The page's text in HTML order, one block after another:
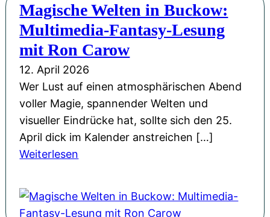
t
d
e
n
G
l
o
b
n
O
d
e
r
z
e
i
g
m
i
e
d
e
r
K
r
o
n
“
b
h
a
g
e
n
L
u
g
i
Magische Welten in Buckow:
Multimedia-Fantasy-Lesung
mit Ron Carow
12. April 2026
Wer Lust auf einen atmosphärischen Abend
voller Magie, spannender Welten und
visueller Eindrücke hat, sollte sich den 25.
April dick im Kalender anstreichen […]
Weiterlesen
g